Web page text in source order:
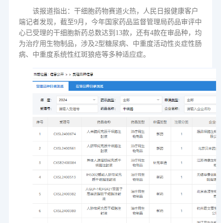
该报道指出：干细胞药物赛道火热，人民日报健康客户
端记者发现，截至9月，今年国家药品监督管理局药品审评中
心已受理的干细胞新药总数达到 13款，还有4款在审品种，均
为治疗用生物制品，涉及2型糖尿病、中重度活动性炎症性肠
病、中重度系统性红斑狼疮等多种适应症。